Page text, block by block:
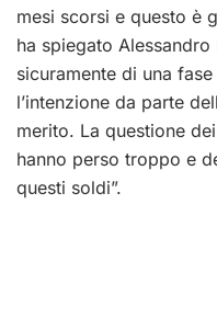
mesi scorsi e questo è
ha spiegato
sicuramente di una
l’intenzione da parte
merito. La questione
hanno perso troppo e
questi soldi”.